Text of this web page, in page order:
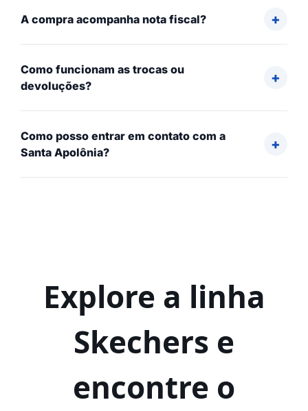
A compra acompanha nota fiscal?
Como funcionam as trocas ou
devoluções?
Como posso entrar em contato com a
Santa Apolônia?
Explore a linha
Skechers e
encontre o